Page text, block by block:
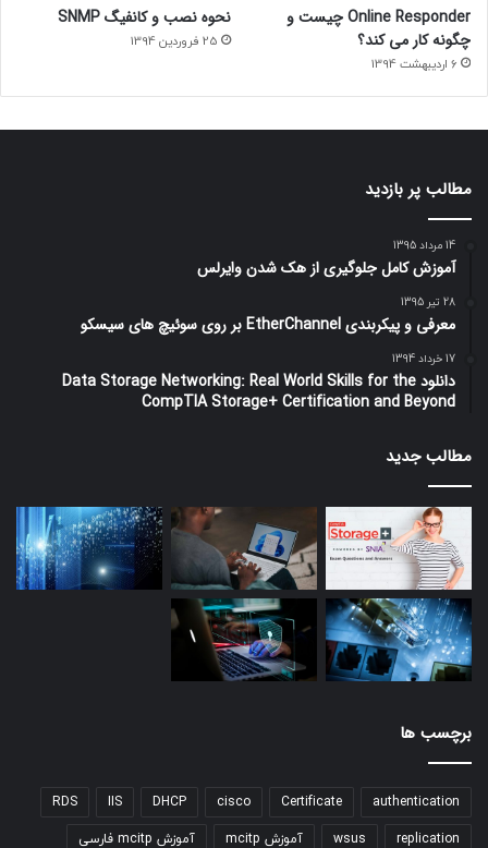
Online Responder چیست و
چگونه کار می کند؟
6 اردیبهشت 1394
نحوه نصب و کانفیگ SNMP
25 فروردین 1394
مطالب پر بازدید
14 مرداد 1395
آموزش کامل جلوگیری از هک شدن وایرلس
28 تیر 1395
معرفی و پیکربندی EtherChannel بر روی سوئیچ های سیسکو
17 خرداد 1394
دانلود Data Storage Networking: Real World Skills for the
CompTIA Storage+ Certification and Beyond
مطالب جدید
برچسب ها
authentication
Certificate
cisco
DHCP
IIS
RDS
replication
wsus آموزش mcitp آموزش mcitp فارسی